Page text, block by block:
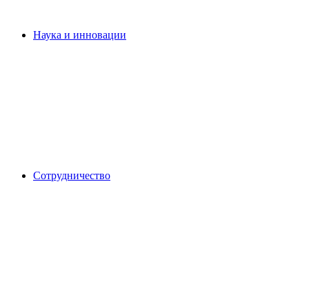
Наука и инновации
Сотрудничество